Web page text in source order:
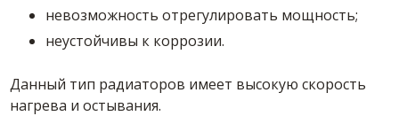
невозможность отрегулировать мощность;
неустойчивы к коррозии.
Данный тип радиаторов имеет высокую скорость
нагрева и остывания.